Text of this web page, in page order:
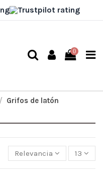
0
Grifos de latón
Relevancia 13